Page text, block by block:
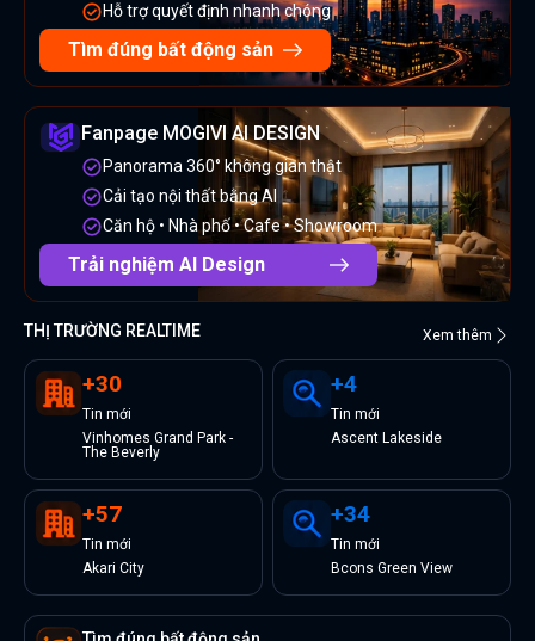
Hỗ trợ quyết định nhanh chóng
Tìm đúng bất động sản
Fanpage MOGIVI AI DESIGN
Panorama 360° không gian thật
Cải tạo nội thất bằng AI
Căn hộ • Nhà phố • Cafe • Showroom
Trải nghiệm AI Design
THỊ TRƯỜNG REALTIME Xem thêm
+30
Tin mới
Vinhomes Grand Park -
The Beverly
+4
Tin mới
Ascent Lakeside
+57
Tin mới
Akari City
+34
Tin mới
Bcons Green View